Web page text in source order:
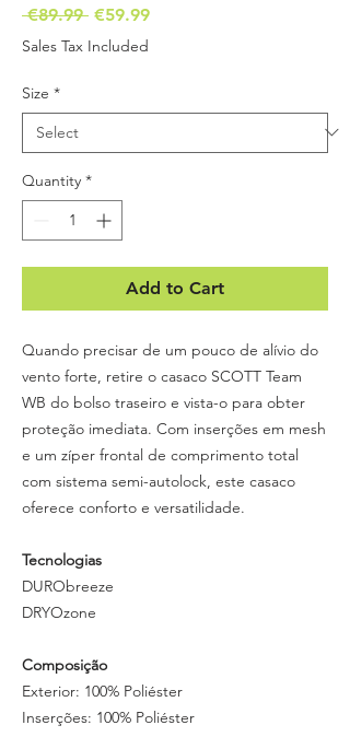
€89.99 Regular
Price
€59.99Sale
Sales Tax Included
Size *
Quantity *
Add to Cart
Quando precisar de um pouco de alívio do
vento forte, retire o casaco SCOTT Team
WB do bolso traseiro e vista-o para obter
proteção imediata. Com inserções em mesh
e um zíper frontal de comprimento total
com sistema semi-autolock, este casaco
oferece conforto e versatilidade.
Tecnologias
DURObreeze
DRYOzone
Composição
Exterior: 100% Poliéster
Inserções: 100% Poliéster